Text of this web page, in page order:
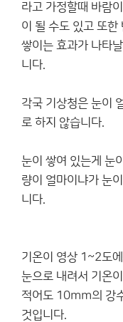
라고 가정할때 바람
이 될 수도 있고 또한
쌓이는 효과가 나타
니다.
각국 기상청은 눈이
로 하지 않습니다.
눈이 쌓여 있는게 눈
량이 얼마이냐가 눈
니다.
기온이 영상 1~2도
눈으로 내려서 기온
적어도 10mm의 강
것입니다.